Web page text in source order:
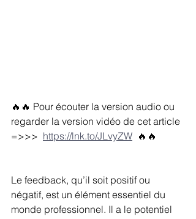
🔥🔥 Pour écouter la version audio ou
regarder la version vidéo de cet article
=>>> https://lnk.to/JLvyZW 🔥🔥
Le feedback, qu’il soit positif ou
négatif, est un élément essentiel du
monde professionnel. Il a le potentiel